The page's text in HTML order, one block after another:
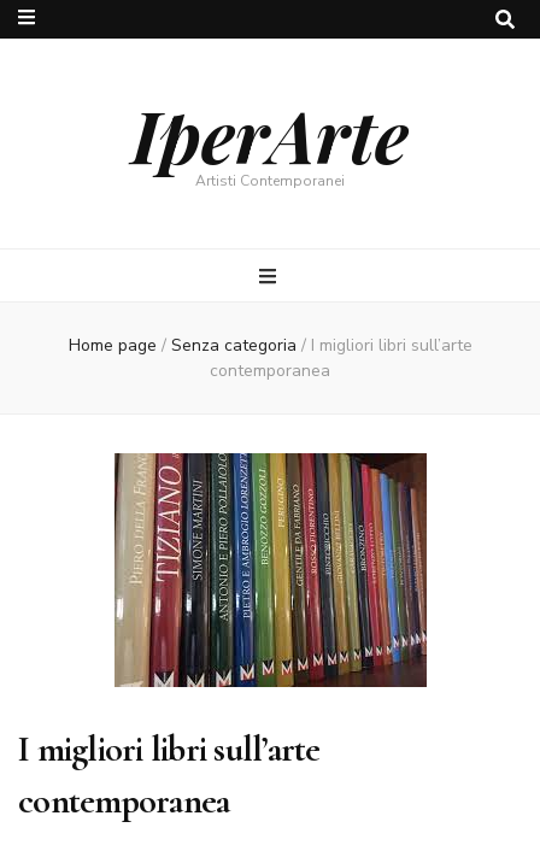
IperArte
Artisti Contemporanei
Home page / Senza categoria / I migliori libri sull’arte
contemporanea
I migliori libri sull’arte
contemporanea